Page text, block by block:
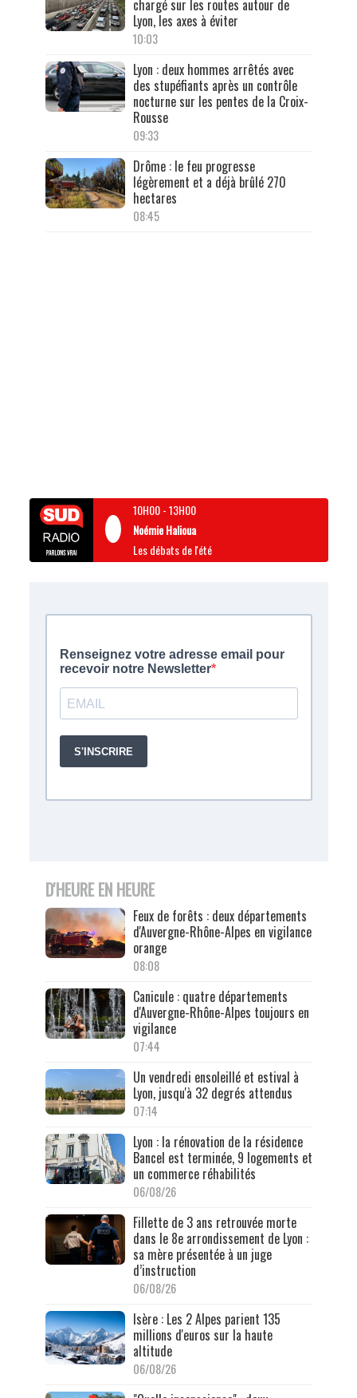
chargé sur les routes autour de
Lyon, les axes à éviter
10:03
Lyon : deux hommes arrêtés avec
des stupéfiants après un contrôle
nocturne sur les pentes de la Croix-
Rousse
09:33
Drôme : le feu progresse
légèrement et a déjà brûlé 270
hectares
08:45
10H00-13H00
Noémie Halioua
Les débats de l'été
D'HEURE EN HEURE
Feux de forêts : deux départements
d'Auvergne-Rhône-Alpes en vigilance
orange
08:08
Canicule : quatre départements
d'Auvergne-Rhône-Alpes toujours en
vigilance
07:44
Un vendredi ensoleillé et estival à
Lyon, jusqu'à 32 degrés attendus
07:14
Lyon : la rénovation de la résidence
Bancel est terminée, 9 logements et
un commerce réhabilités
06/08/26
Fillette de 3 ans retrouvée morte
dans le 8e arrondissement de Lyon :
sa mère présentée à un juge
d’instruction
06/08/26
Isère : Les 2 Alpes parient 135
millions d'euros sur la haute
altitude
06/08/26